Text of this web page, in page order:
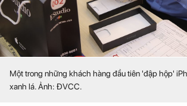
Một trong những khách hàng đầu tiên 'đập hộp'
xanh lá. Ảnh: ĐVCC.